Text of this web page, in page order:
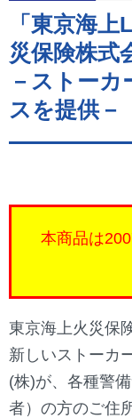
「東京海
災保険株式
－ストー
スを提供－
本商品は
東京海上火災保
新しいストーカ
(株)が、各種警
者）の方のご住